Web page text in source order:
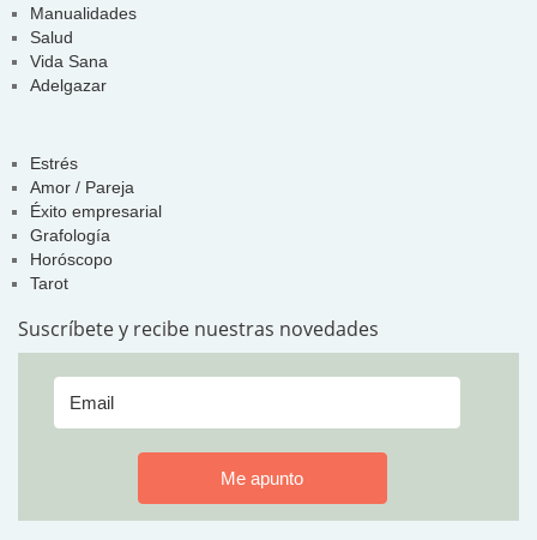
Manualidades
Salud
Vida Sana
Adelgazar
Estrés
Amor / Pareja
Éxito empresarial
Grafología
Horóscopo
Tarot
Suscríbete y recibe nuestras novedades